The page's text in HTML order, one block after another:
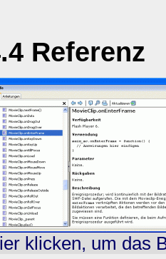
Referenz
klicken, um das